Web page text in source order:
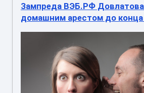
Зампреда ВЭБ.РФ
домашним арестом до конца